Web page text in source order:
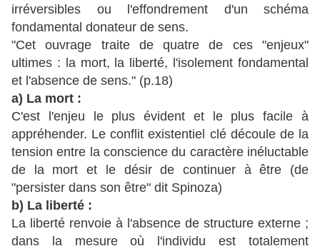
irréversibles ou l'effondrement d'un schéma
fondamental donateur de sens.
"Cet ouvrage traite de quatre de ces "enjeux"
ultimes : la mort, la liberté, l'isolement fondamental
et l'absence de sens." (p.18)
a) La mort :
C'est l'enjeu le plus évident et le plus facile à
appréhender. Le conflit existentiel clé découle de la
tension entre la conscience du caractère inéluctable
de la mort et le désir de continuer à être (de
"persister dans son être" dit Spinoza)
b) La liberté :
La liberté renvoie à l'absence de structure externe ;
dans la mesure où l'individu est totalement